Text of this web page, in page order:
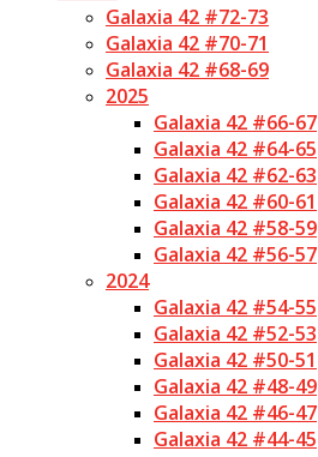
Galaxia 42 #72-73
Galaxia 42 #70-71
Galaxia 42 #68-69
2025
Galaxia 42 #66-67
Galaxia 42 #64-65
Galaxia 42 #62-63
Galaxia 42 #60-61
Galaxia 42 #58-59
Galaxia 42 #56-57
2024
Galaxia 42 #54-55
Galaxia 42 #52-53
Galaxia 42 #50-51
Galaxia 42 #48-49
Galaxia 42 #46-47
Galaxia 42 #44-45